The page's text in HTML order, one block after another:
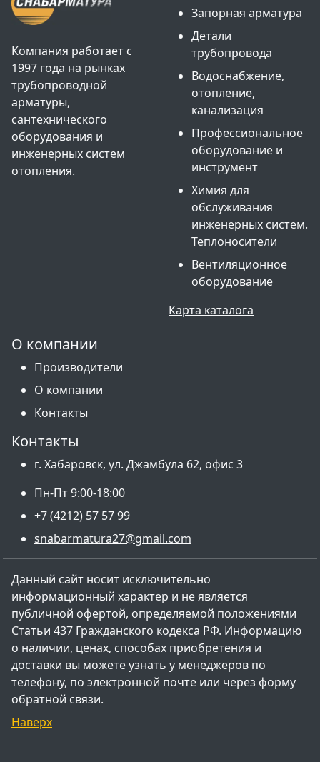
Компания работает с
1997 года на рынках
трубопроводной
арматуры,
сантехнического
оборудования и
инженерных систем
отопления.
Запорная арматура
Детали
трубопровода
Водоснабжение,
отопление,
канализация
Профессиональное
оборудование и
инструмент
Химия для
обслуживания
инженерных систем.
Теплоносители
Вентиляционное
оборудование
Карта каталога
О компании
Производители
О компании
Контакты
Контакты
г. Хабаровск, ул. Джамбула 62, офис 3
Пн-Пт 9:00-18:00
+7 (4212) 57 57 99
snabarmatura27@gmail.com
Данный сайт носит исключительно
информационный характер и не является
публичной офертой, определяемой положениями
Статьи 437 Гражданского кодекса РФ. Информацию
о наличии, ценах, способах приобретения и
доставки вы можете узнать у менеджеров по
телефону, по электронной почте или через форму
обратной связи.
Наверх